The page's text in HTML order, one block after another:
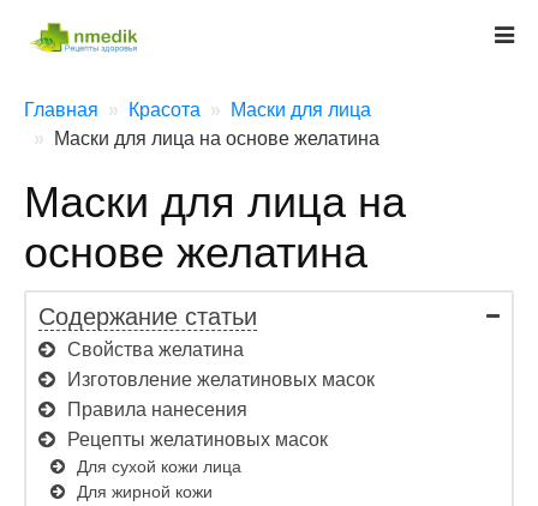
Главная Красота
Маски для лица
Маски для лица на основе желатина
Маски для лица на
основе желатина
Содержание статьи
Свойства желатина
Изготовление желатиновых масок
Правила нанесения
Рецепты желатиновых масок
Для сухой кожи лица
Для жирной кожи